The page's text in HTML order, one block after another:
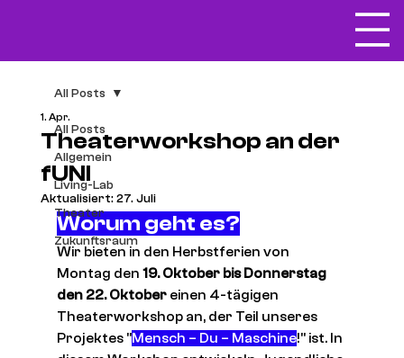
All Posts
Allgemein
Living-Lab
Theater
Zukunftsraum
All Posts
Theaterworkshop an der
fUNI
1. Apr.
Aktualisiert:27. Juli
Worum geht es?
Wir bieten in den Herbstferien von
Montag den 19. Oktober bis Donnerstag
den 22. Oktober einen 4-tägigen
Theaterworkshop an, der Teil unseres
Projektes "Mensch – Du – Maschine!" ist. In